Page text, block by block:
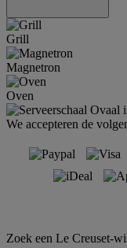
Grill
Magnetron
Oven
We accepteren de
Zoek een Le Creuset-